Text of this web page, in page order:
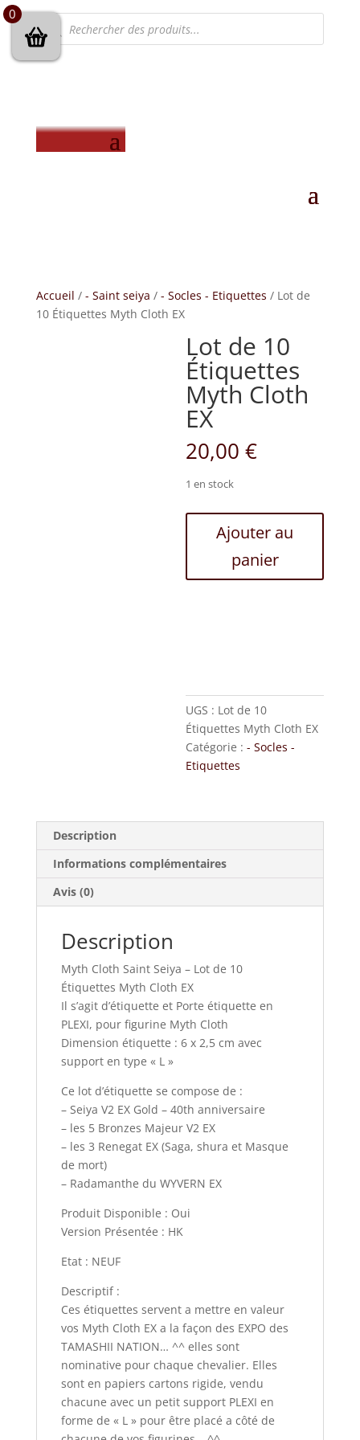
Recherche
de
produits
Accueil / - Saint seiya / - Socles - Etiquettes / Lot de
10 Étiquettes Myth Cloth EX
Lot de 10
Étiquettes
Myth Cloth
EX
20,00€
1 en stock
de
Ajouter au
panier
UGS : Lot de 10
Étiquettes Myth Cloth EX
Catégorie :- Socles -
Etiquettes
Description
Informations complémentaires
Avis (0)
Description
Myth Cloth Saint Seiya – Lot de 10
Étiquettes Myth Cloth EX
Il s’agit d’étiquette et Porte étiquette en
PLEXI, pour figurine Myth Cloth
Dimension étiquette : 6 x 2,5 cm avec
support en type « L »
Ce lot d’étiquette se compose de :
– Seiya V2 EX Gold – 40th anniversaire
– les 5 Bronzes Majeur V2 EX
– les 3 Renegat EX (Saga, shura et Masque
de mort)
– Radamanthe du WYVERN EX
Produit Disponible : Oui
Version Présentée : HK
Etat : NEUF
Descriptif :
Ces étiquettes servent a mettre en valeur
vos Myth Cloth EX a la façon des EXPO des
TAMASHII NATION… ^^ elles sont
nominative pour chaque chevalier. Elles
sont en papiers cartons rigide, vendu
chacune avec un petit support PLEXI en
forme de « L » pour être placé a côté de
0